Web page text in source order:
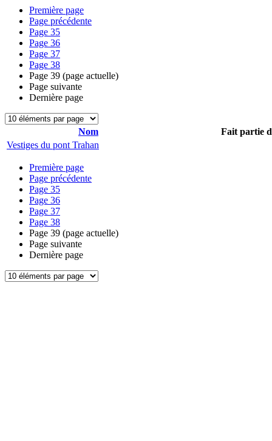
Première page
Page précédente
Page 35
Page 36
Page 37
Page 38
Page 39 (page actuelle)
Page suivante
Dernière page
Nom
Fait partie
Vestiges du pont Trahan
Première page
Page précédente
Page 35
Page 36
Page 37
Page 38
Page 39 (page actuelle)
Page suivante
Dernière page